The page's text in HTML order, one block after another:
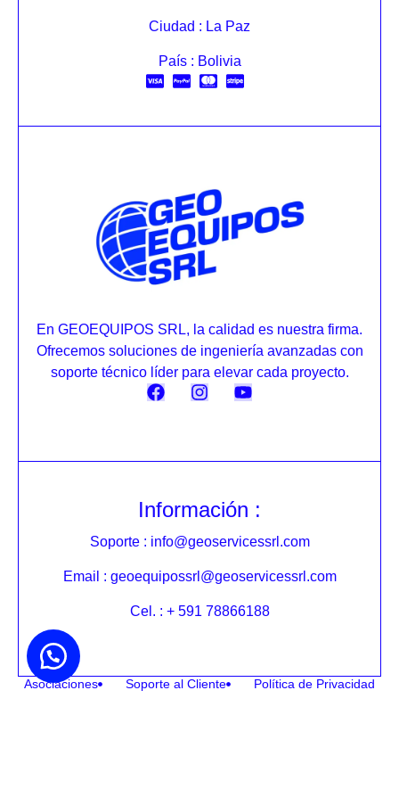
Ciudad : La Paz
País : Bolivia
En GEOEQUIPOS SRL, la calidad es nuestra firma.
Ofrecemos soluciones de ingeniería avanzadas con
soporte técnico líder para elevar cada proyecto.
Información :
Soporte : info@geoservicessrl.com
Email : geoequipossrl@geoservicessrl.com
Cel. : + 591 78866188
Asociaciones Soporte al Cliente Política de Privacidad